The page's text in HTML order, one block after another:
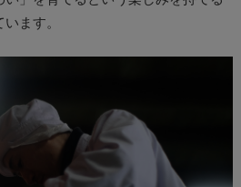
ます。